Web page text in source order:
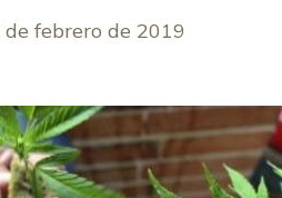
de febrero de 2019